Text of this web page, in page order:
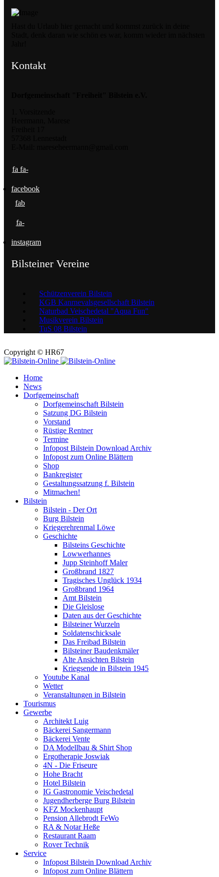
Kontakt
fa fa-
facebook
fab
fa-
instagram
Bilsteiner Vereine
Schützenverein Bilstein
KGB Kanrnevalsgesellschaft Bilstein
Naturbad Veischedetal "Aqua Fun"
Musikverein Bilstein
TuS 08 Bilstein
Copyright © HR67
Home
News
Dorfgemeinschaft
Dorfgemeinschaft Bilstein
Satzung DG Bilstein
Vorstand
Rüstige Rentner
Termine
Infopost Bilstein Download Archiv
Infopost zum Online Blättern
Shop
Bankregister
Gestaltungssatzung f. Bilstein
Mitmachen!
Bilstein
Bilstein - Der Ort
Burg Bilstein
Kriegerehrenmal Löwe
Geschichte
Bilsteins Geschichte
Lowwerhannes
Jupp Steinhoff Maler
Großbrand 1827
Tragisches Unglück 1934
Großbrand 1964
Amt Bilstein
Die Gleislose
Daten aus der Geschichte
Bilsteiner Wurzeln
Soldatenschicksale
Das Freibad Bilstein
Bilsteiner Baudenkmäler
Alte Ansichten Bilstein
Kriegsende in Bilstein 1945
Youtube Kanal
Wetter
Veranstaltungen in Bilstein
Tourismus
Gewerbe
Architekt Luig
Bäckerei Sangermann
Bäckerei Vente
DA Modellbau & Shirt Shop
Ergotherapie Joswiak
4N - Die Friseure
Hohe Bracht
Hotel Bilstein
IG Gastronomie Veischedetal
Jugendherberge Burg Bilstein
KFZ Mockenhaupt
Pension Allebrodt FeWo
RA & Notar Heße
Restaurant Raam
Rover Technik
Service
Infopost Bilstein Download Archiv
Infopost zum Online Blättern